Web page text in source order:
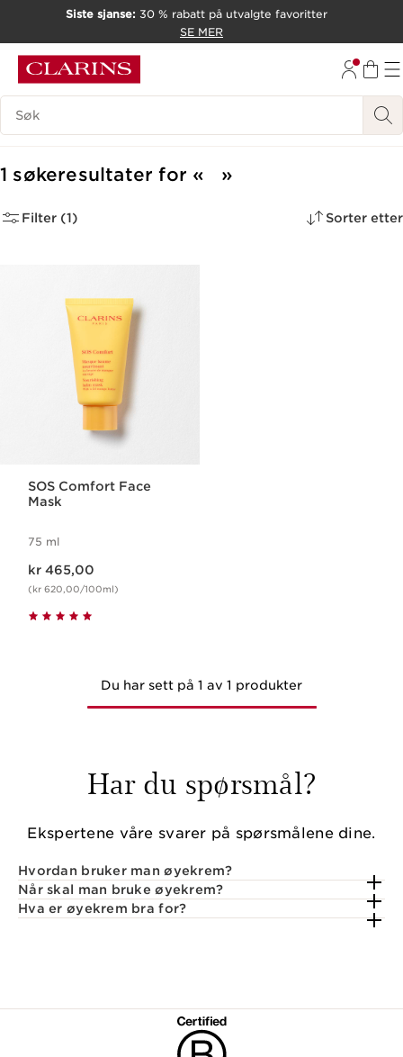
GÅ TIL BUNNTEKST
Siste sjanse: 30 % rabatt på utvalgte favoritter
SE MER
Søk Forklaring
1 søkeresultater for
Filter (1) Sorter etter
SOS Comfort Face
Mask
75 ml
kr 465,00
(kr 620,00/100ml)
Du har sett på 1 av 1 produkter
Har du spørsmål?
Ekspertene våre svarer på spørsmålene dine.
Hvordan bruker man øyekrem?
Når skal man bruke øyekrem?
Hva er øyekrem bra for?